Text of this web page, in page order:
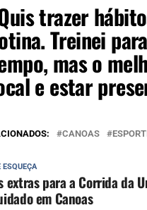
trazer
Treinei
mas o
e estar
CANOAS
ESQUEÇA
extras para a Corrida da
em Canoas